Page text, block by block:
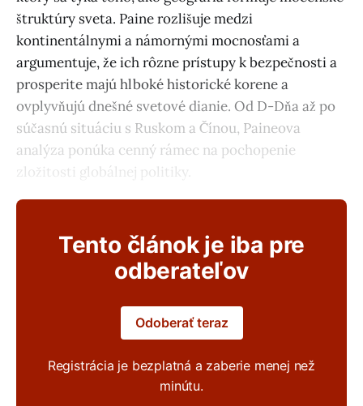
štruktúry sveta. Paine rozlišuje medzi
kontinentálnymi a námornými mocnosťami a
argumentuje, že ich rôzne prístupy k bezpečnosti a
prosperite majú hlboké historické korene a
ovplyvňujú dnešné svetové dianie. Od D-Dňa až po
súčasnú situáciu s Ruskom a Čínou, Paineova
analýza ponúka cenný rámec na pochopenie
zložitosti globálnej politiky.
Tento článok je iba pre
odberateľov
Odoberať teraz
Registrácia je bezplatná a zaberie menej než
minútu.